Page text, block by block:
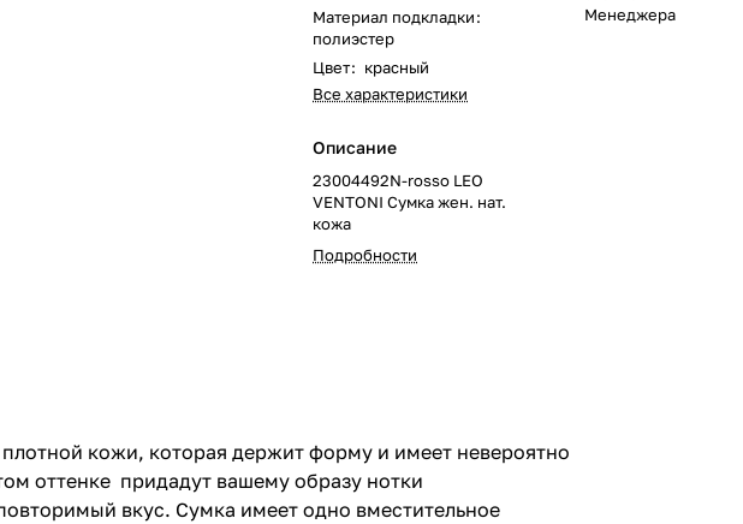
Материал подкладки:
полиэстер
Цвет: красный
Все характеристики
Описание
23004492N-rosso LEO
VENTONI Сумка жен. нат.
кожа
Подробности
Менеджера
кожи, которая держит форму и имеет невероятно
оттенке придадут вашему образу нотки
вкус. Сумка имеет одно вместительное